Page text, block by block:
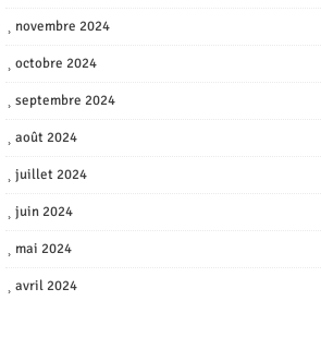
novembre 2024
octobre 2024
septembre 2024
août 2024
juillet 2024
juin 2024
mai 2024
avril 2024